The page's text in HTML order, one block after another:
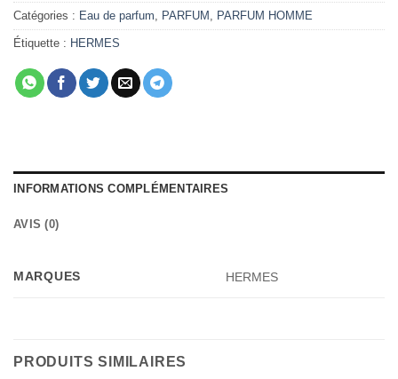
Catégories : Eau de parfum, PARFUM , PARFUM HOMME
Étiquette : HERMES
INFORMATIONS COMPLÉMENTAIRES
AVIS (0)
MARQUES HERMES
PRODUITS SIMILAIRES